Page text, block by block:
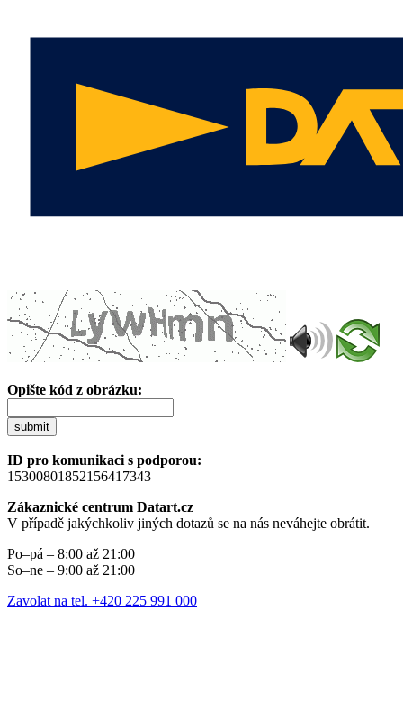
Opište kód z obrázku:
submit
ID pro komunikaci s podporou:
15300801852156417343
Zákaznické centrum Datart.cz
V případě jakýchkoliv jiných dotazů se na nás neváhejte obrátit.
Po–pá – 8:00 až 21:00
So–ne – 9:00 až 21:00
Zavolat na tel. +420 225 991 000